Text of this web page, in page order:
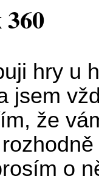
hry u
jsem
že
o